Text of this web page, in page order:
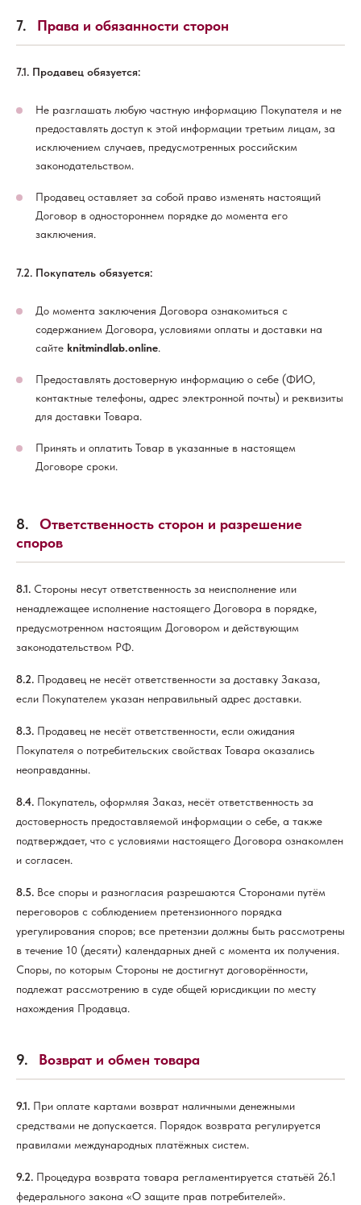
7. Права и обязанности сторон
7.1. Продавец обязуется:
Не разглашать любую частную информацию Покупателя и не
предоставлять доступ к этой информации третьим лицам, за
исключением случаев, предусмотренных российским
законодательством.
Продавец оставляет за собой право изменять настоящий
Договор в одностороннем порядке до момента его
заключения.
7.2. Покупатель обязуется:
До момента заключения Договора ознакомиться с
содержанием Договора, условиями оплаты и доставки на
сайте knitmindlab.online.
Предоставлять достоверную информацию о себе (ФИО,
контактные телефоны, адрес электронной почты) и реквизиты
для доставки Товара.
Принять и оплатить Товар в указанные в настоящем
Договоре сроки.
8.
Ответственность сторон и разрешение
споров
8.1. Стороны несут ответственность за неисполнение или
ненадлежащее исполнение настоящего Договора в порядке,
предусмотренном настоящим Договором и действующим
законодательством РФ.
8.2. Продавец не несёт ответственности за доставку Заказа,
если Покупателем указан неправильный адрес доставки.
8.3. Продавец не несёт ответственности, если ожидания
Покупателя о потребительских свойствах Товара оказались
неоправданны.
8.4. Покупатель, оформляя Заказ, несёт ответственность за
достоверность предоставляемой информации о себе, а также
подтверждает, что с условиями настоящего Договора ознакомлен
и согласен.
8.5. Все споры и разногласия разрешаются Сторонами путём
переговоров с соблюдением претензионного порядка
урегулирования споров; все претензии должны быть рассмотрены
в течение 10 (десяти) календарных дней с момента их получения.
Споры, по которым Стороны не достигнут договорённости,
подлежат рассмотрению в суде общей юрисдикции по месту
нахождения Продавца.
9. Возврат и обмен товара
9.1. При оплате картами возврат наличными денежными
средствами не допускается. Порядок возврата регулируется
правилами международных платёжных систем.
9.2. Процедура возврата товара регламентируется статьёй 26.1
федерального закона «О защите прав потребителей».